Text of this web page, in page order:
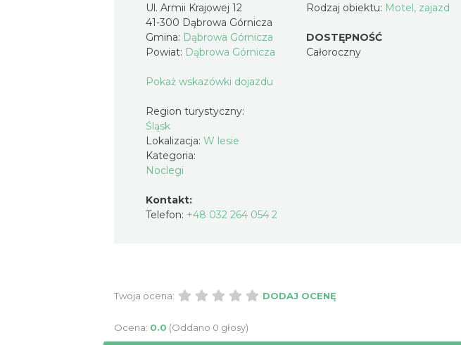
Ul. Armii Krajowej 12
41-300 Dąbrowa Górnicza
Gmina: Dąbrowa Górnicza
Powiat: Dąbrowa Górnicza
Pokaż wskazówki dojazdu
Region turystyczny:
Śląsk
Lokalizacja: W lesie
Kategoria:
Noclegi
Kontakt:
Telefon: +48 032 264 054 2
Rodzaj obiektu: Motel, zajazd
DOSTĘPNOŚĆ
Całoroczny
Twoja ocena: DODAJ OCENĘ
Ocena: 0.0 (Oddano 0 głosy)